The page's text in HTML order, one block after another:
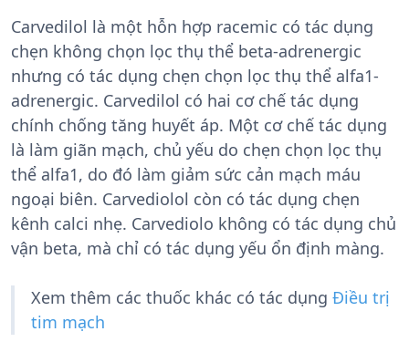
Carvedilol là một hỗn hợp racemic có tác dụng
chẹn không chọn lọc thụ thể beta-adrenergic
nhưng có tác dụng chẹn chọn lọc thụ thể alfa1-
adrenergic. Carvedilol có hai cơ chế tác dụng
chính chống tăng huyết áp. Một cơ chế tác dụng
là làm giãn mạch, chủ yếu do chẹn chọn lọc thụ
thể alfa1, do đó làm giảm sức cản mạch máu
ngoại biên. Carvediolol còn có tác dụng chẹn
kênh calci nhẹ. Carvediolo không có tác dụng chủ
vận beta, mà chỉ có tác dụng yếu ổn định màng.
Xem thêm các thuốc khác có tác dụng Điều trị
tim mạch